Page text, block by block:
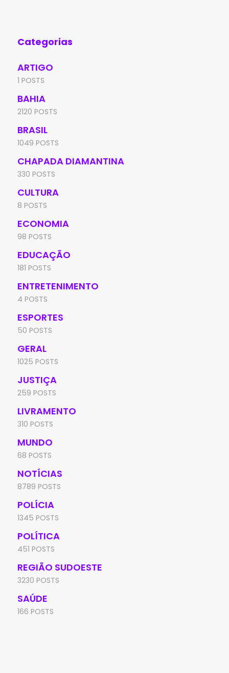
Categorias
ARTIGO
1 POSTS
BAHIA
2120 POSTS
BRASIL
1049 POSTS
CHAPADA DIAMANTINA
330 POSTS
CULTURA
8 POSTS
ECONOMIA
98 POSTS
EDUCAÇÃO
181 POSTS
ENTRETENIMENTO
4 POSTS
ESPORTES
50 POSTS
GERAL
1025 POSTS
JUSTIÇA
259 POSTS
LIVRAMENTO
310 POSTS
MUNDO
68 POSTS
NOTÍCIAS
8789 POSTS
POLÍCIA
1345 POSTS
POLÍTICA
451 POSTS
REGIÃO SUDOESTE
3230 POSTS
SAÚDE
166 POSTS